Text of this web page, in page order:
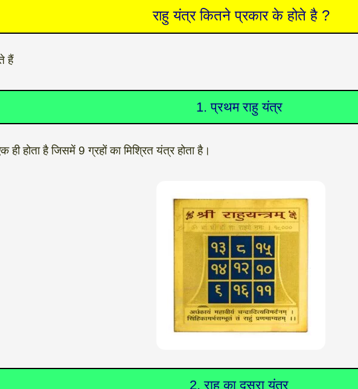
राहु यंत्र कितने प्रकार के होते है ?
हैं
1. प्रथम राहु यंत्र
होता है जिसमें 9 ग्रहों का मिश्रित यंत्र होता है।
2. राहु का दूसरा यंत्र